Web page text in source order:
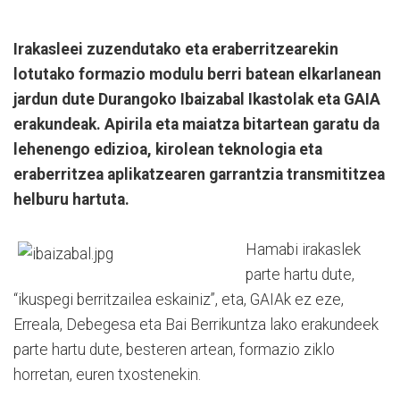
Irakasleei zuzendutako eta eraberritzearekin
lotutako formazio modulu berri batean elkarlanean
jardun dute Durangoko Ibaizabal Ikastolak eta GAIA
erakundeak. Apirila eta maiatza bitartean garatu da
lehenengo edizioa, kirolean teknologia eta
eraberritzea aplikatzearen garrantzia transmititzea
helburu hartuta.
Hamabi irakaslek
parte hartu dute,
“ikuspegi berritzailea eskainiz”, eta, GAIAk ez eze,
Erreala, Debegesa eta Bai Berrikuntza lako erakundeek
parte hartu dute, besteren artean, formazio ziklo
horretan, euren txostenekin.